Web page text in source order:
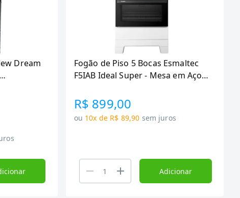
Dream
Fogão de Piso 5 Bocas Esmaltec
F5IAB Ideal Super - Mesa em Aço
Branco, Bivolt
R$ 899,00
ou 10x de R$ 89,90 sem juros
Adicionar